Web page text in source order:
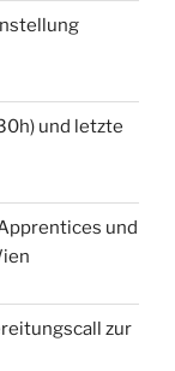
und letzte
und
zur